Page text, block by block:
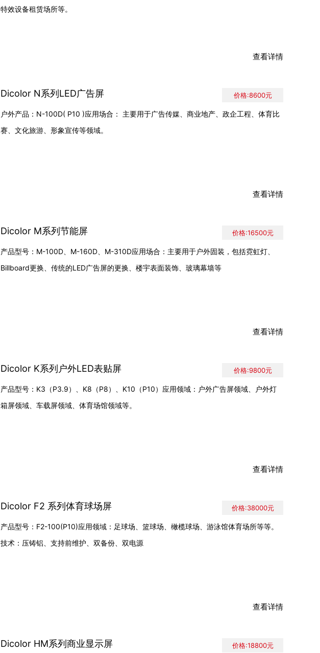
特效设备租赁场所等。
查看详情
Dicolor N系列LED广告屏
户外产品：N-100D( P10 )应用场合： 主要用于广告传媒、商业地产、政企工程、体育比
赛、文化旅游、形象宣传等领域。
价格:8600元
查看详情
Dicolor M系列节能屏
产品型号：M-100D、M-160D、M-310D应用场合：主要用于户外固装，包括霓虹灯、
Billboard更换、传统的LED广告屏的更换、楼宇表面装饰、玻璃幕墙等
价格:16500元
查看详情
Dicolor K系列户外LED表贴屏
产品型号：K3（P3.9）、K8（P8）、K10（P10）应用领域：户外广告屏领域、户外灯
箱屏领域、车载屏领域、体育场馆领域等。
价格:9800元
查看详情
Dicolor F2 系列体育球场屏
产品型号：F2-100(P10)应用领域：足球场、篮球场、橄榄球场、游泳馆体育场所等等。
技术：压铸铝、支持前维护、双备份、双电源
价格:38000元
查看详情
Dicolor HM系列商业显示屏 价格:18800元